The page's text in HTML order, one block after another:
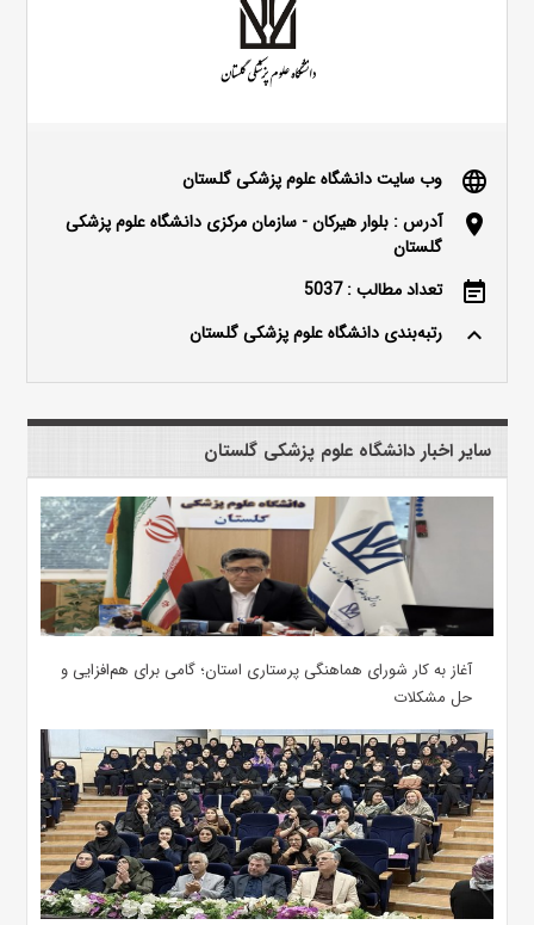
language وب سایت دانشگاه علوم پزشکی گلستان
location_on
آدرس : بلوار هیرکان - سازمان مرکزی دانشگاه علوم پزشکی
گلستان
event_note تعداد مطالب : 5037
keyboard_arrow_up رتبه‌بندی دانشگاه علوم پزشکی گلستان
سایر اخبار دانشگاه علوم پزشکی گلستان
آغاز به کار شورای هماهنگی پرستاری استان؛ گامی برای هم‌افزایی و
حل مشکلات